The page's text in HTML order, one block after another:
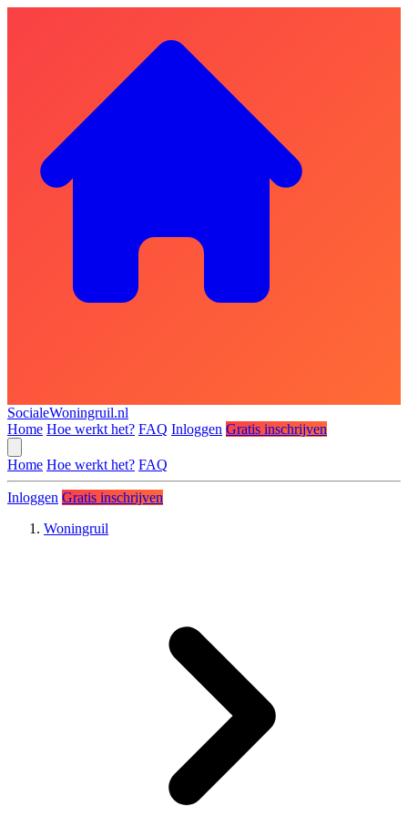
SocialeWoningruil.nl
Home Hoe werkt het? FAQ Inloggen Gratis inschrijven
Home Hoe werkt het? FAQ
Inloggen Gratis inschrijven
Woningruil